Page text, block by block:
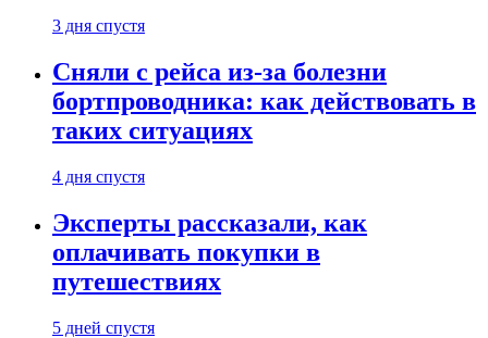
3 дня спустя
Сняли с рейса из-за болезни
бортпроводника: как действовать в
таких ситуациях
4 дня спустя
Эксперты рассказали, как
оплачивать покупки в
путешествиях
5 дней спустя